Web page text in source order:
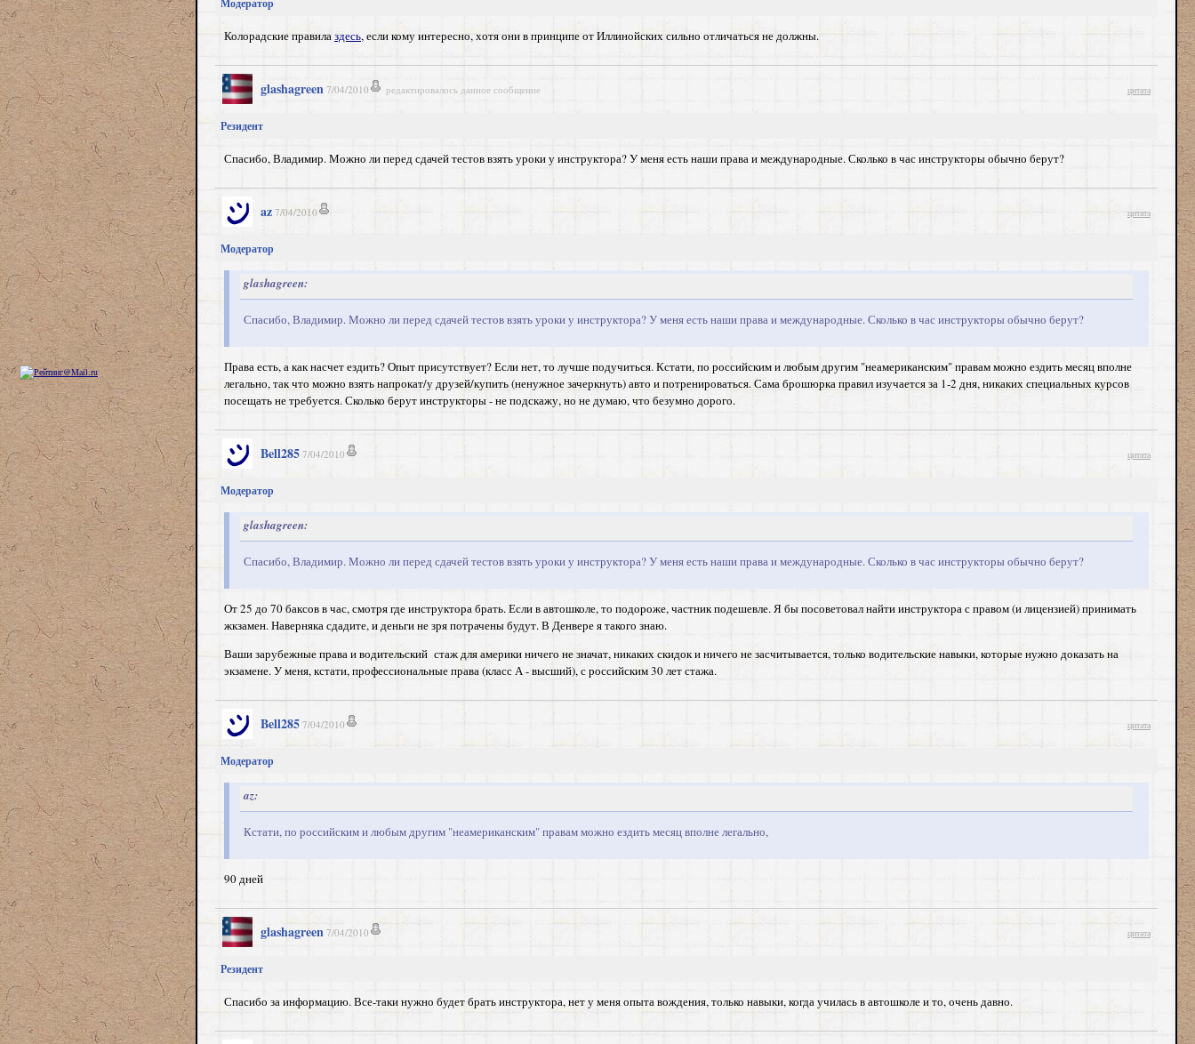
Модератор
Колорадские правилаздесь, если кому интересно, хотя они в принципе от Иллинойских сильно отличаться не должны.
glashagreen 7/04/2010 редактировалось данное сообщение цитата
Резидент
Спасибо, Владимир. Можно ли перед сдачей тестов взять уроки у инструктора? У меня есть наши права и международные. Сколько в час инструкторы обычно берут?
az 7/04/2010 цитата
Модератор
glashagreen:
Спасибо, Владимир. Можно ли перед сдачей тестов взять уроки у инструктора? У меня есть наши права и международные. Сколько в час инструкторы обычно берут?
Права есть, а как насчет ездить? Опыт присутствует? Если нет, то лучше подучиться. Кстати, по российским и любым другим "неамериканским" правам можно ездить месяц вполне
легально, так что можно взять напрокат/у друзей/купить (ненужное зачеркнуть) авто и потренироваться. Сама брошюрка правил изучается за 1-2 дня, никаких специальных курсов
посещать не требуется. Сколько берут инструкторы - не подскажу, но не думаю, что безумно дорого.
Bell285 7/04/2010 цитата
Модератор
glashagreen:
Спасибо, Владимир. Можно ли перед сдачей тестов взять уроки у инструктора? У меня есть наши права и международные. Сколько в час инструкторы обычно берут?
От 25 до 70 баксов в час, смотря где инструктора брать. Если в автошколе, то подороже, частник подешевле. Я бы посоветовал найти инструктора с правом (и лицензией) принимать
жкзамен. Наверняка сдадите, и деньги не зря потрачены будут. В Денвере я такого знаю.
Ваши зарубежные права и водительский стаж для америки ничего не значат, никаких скидок и ничего не засчитывается, только водительские навыки, которые нужно доказать на
экзамене. У меня, кстати, профессиональные права (класс А - высший), с российским 30 лет стажа.
Bell285 7/04/2010 цитата
Модератор
az:
Кстати, по российским и любым другим "неамериканским" правам можно ездить месяц вполне легально,
90 дней
glashagreen 7/04/2010 цитата
Резидент
Спасибо за информацию. Все-таки нужно будет брать инструктора, нет у меня опыта вождения, только навыки, когда училась в автошколе и то, очень давно.